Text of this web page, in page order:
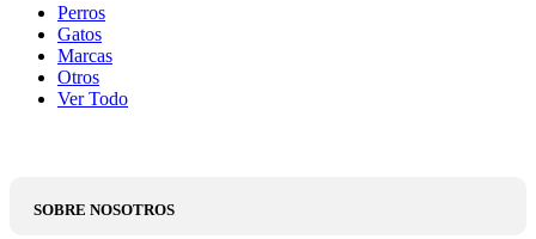
Perros
Gatos
Marcas
Otros
Ver Todo
SOBRE NOSOTROS